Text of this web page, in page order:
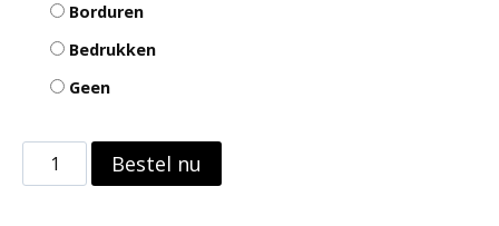
Borduren
Bedrukken
Geen
Rapper
Bestel nu